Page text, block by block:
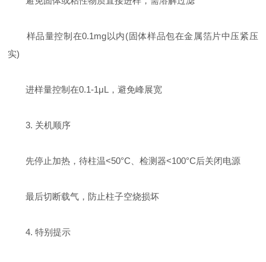
样品量控制在0.1mg以内(固体样品包在金属箔片中压紧压
实)
进样量控制在0.1-1μL，避免峰展宽
3. 关机顺序
先停止加热，待柱温<50°C、检测器<100°C后关闭电源
最后切断载气，防止柱子空烧损坏
4. 特别提示